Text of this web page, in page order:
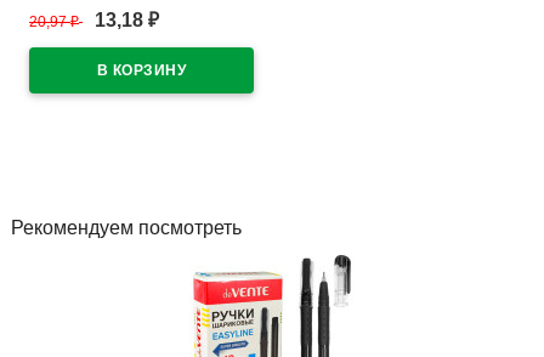
WWW/World(Ст.50/500)
20,97₽ 13,18 ₽
Рекомендуем посмотреть